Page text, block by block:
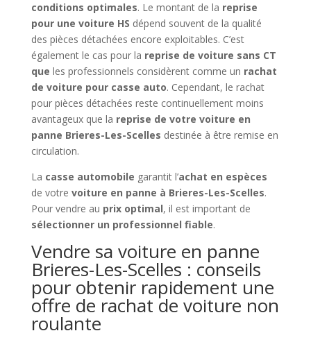
conditions optimales. Le montant de la reprise
pour une voiture HS dépend souvent de la qualité
des pièces détachées encore exploitables. C’est
également le cas pour la reprise de voiture sans CT
que les professionnels considèrent comme un rachat
de voiture pour casse auto. Cependant, le rachat
pour pièces détachées reste continuellement moins
avantageux que la reprise de votre voiture en
panne Brieres-Les-Scelles destinée à être remise en
circulation.
La casse automobile garantit l’achat en espèces
de votre voiture en panne à Brieres-Les-Scelles.
Pour vendre au prix optimal, il est important de
sélectionner un professionnel fiable.
Vendre sa voiture en panne
Brieres-Les-Scelles : conseils
pour obtenir rapidement une
offre de rachat de voiture non
roulante